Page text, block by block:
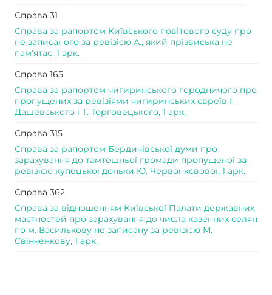
Справа 31
Справа за рапортом Київського повітового суду про
не записаного за ревізією А., який прізвиська не
пам'ятає, 1 арк.
Справа 165
Справа за рапортом чигиринського городничого про
пропущених за ревізіями чигиринських євреїв І.
Дашевського і Т. Торговецького, 1 арк.
Справа 315
Справа за рапортом Бердичівської думи про
зарахування до тамтешньої громади пропущеної за
ревізією купецької доньки Ю. Червонкєвової, 1 арк.
Справа 362
Справа за відношенням Київської Палати державних
маєтностей про зарахування до числа казенних селян
по м. Василькову не записану за ревізією М.
Свінченкову, 1 арк.